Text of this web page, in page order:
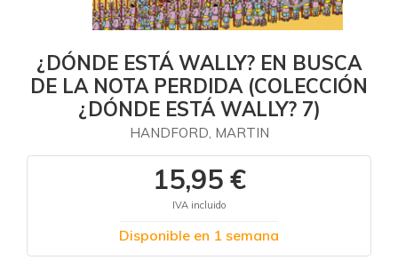
¿DÓNDE ESTÁ WALLY? EN BUSCA
DE LA NOTA PERDIDA (COLECCIÓN
¿DÓNDE ESTÁ WALLY? 7)
HANDFORD, MARTIN
15,95 €
IVA incluido
Disponible en 1 semana